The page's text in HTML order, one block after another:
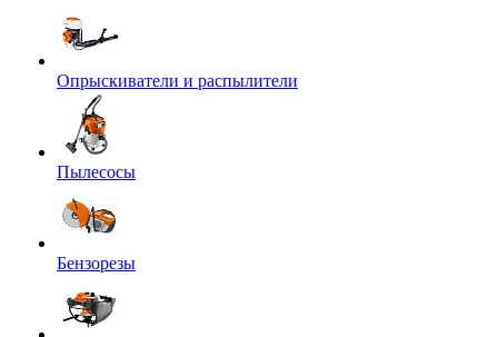
Опрыскиватели и распылители
Пылесосы
Бензорезы